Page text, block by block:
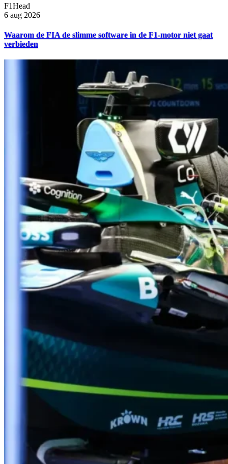
F1Head
6 aug 2026
Waarom de FIA de slimme software in de F1-motor niet gaat
verbieden